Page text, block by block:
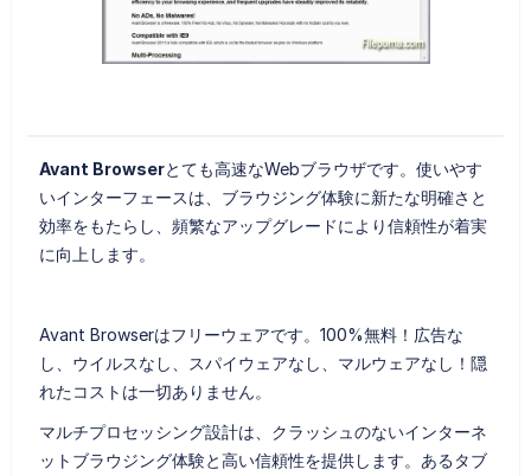
Avant Browserとても高速なWebブラウザです。使いやす
いインターフェースは、ブラウジング体験に新たな明確さと
効率をもたらし、頻繁なアップグレードにより信頼性が着実
に向上します。
Avant Browserはフリーウェアです。100%無料！広告な
し、ウイルスなし、スパイウェアなし、マルウェアなし！隠
れたコストは一切ありません。
マルチプロセッシング設計は、クラッシュのないインターネ
ットブラウジング体験と高い信頼性を提供します。あるタブ